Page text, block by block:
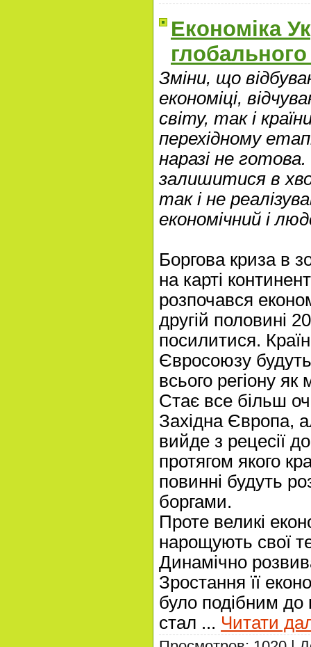
Економіка
Зміни, що
економіці,
світу, так і
перехідному
наразі не
залишитися в
так і не
економічний і
Боргова криза в
на карті
розпочався
другій половині
посилитися.
Євросоюзу
всього регіону як
Стає все більш
Західна Європа,
вийде з рецесії
протягом якого
повинні будуть
боргами.
Проте великі
нарощують свої
Динамічно
Зростання її
було подібним
стал ... Читати